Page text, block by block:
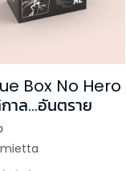
Box No Hero
าล...อันตราย